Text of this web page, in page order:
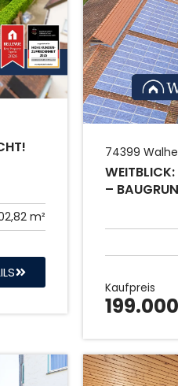
m²
74399
–
Kaufpreis